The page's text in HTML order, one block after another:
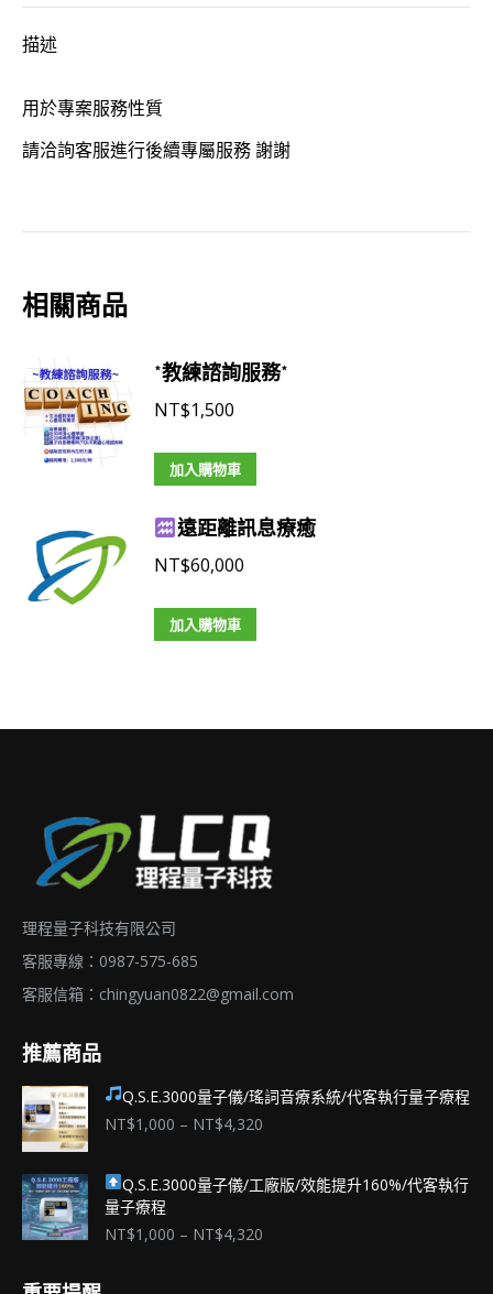
數
量
描述
用於專案服務性質
請洽詢客服進行後續專屬服務 謝謝
相關商品
*教練諮詢服務*
NT$1,500
加入購物車
遠距離訊息療癒
NT$60,000
加入購物車
理程量子科技有限公司
客服專線：0987-575-685
客服信箱： chingyuan0822@gmail.com
推薦商品
Q.S.E.3000量子儀/瑤詞音療系統/代客執行量子療程
NT$1,000 – NT$4,320
圍：
Q.S.E.3000量子儀/工廠版/效能提升160%/代客執行
量子療程
NT$1,000 – NT$4,320